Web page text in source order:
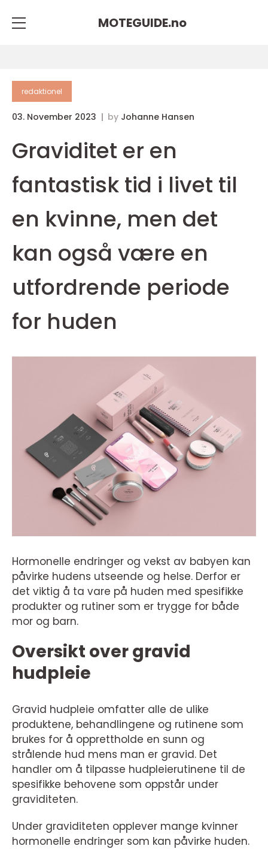
MOTEGUIDE.no
redaktionel
03. November 2023 by Johanne Hansen
Graviditet er en
fantastisk tid i livet til
en kvinne, men det
kan også være en
utfordrende periode
for huden
Hormonelle endringer og vekst av babyen kan
påvirke hudens utseende og helse. Derfor er
det viktig å ta vare på huden med spesifikke
produkter og rutiner som er trygge for både
mor og barn.
Oversikt over gravid
hudpleie
Gravid hudpleie omfatter alle de ulike
produktene, behandlingene og rutinene som
brukes for å opprettholde en sunn og
strålende hud mens man er gravid. Det
handler om å tilpasse hudpleierutinene til de
spesifikke behovene som oppstår under
graviditeten.
Under graviditeten opplever mange kvinner
hormonelle endringer som kan påvirke huden.